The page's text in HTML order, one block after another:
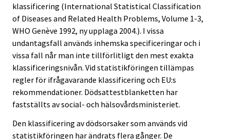
klassificering (International Statistical Classification
of Diseases and Related Health Problems, Volume 1-3,
WHO Genève 1992, ny upplaga 2004.). I vissa
undantagsfall används inhemska specificeringar och i
vissa fall når man inte tillförlitligt den mest exakta
klassificeringsnivån. Vid statistikföringen tillämpas
regler för ifrågavarande klassificering och EU:s
rekommendationer. Dödsattestblanketten har
fastställts av social- och hälsovårdsministeriet.
Den klassificering av dödsorsaker som används vid
statistikföringen har ändrats flera gånger. De